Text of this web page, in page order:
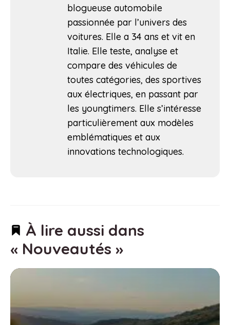
blogueuse automobile
passionnée par l’univers des
voitures. Elle a 34 ans et vit en
Italie. Elle teste, analyse et
compare des véhicules de
toutes catégories, des sportives
aux électriques, en passant par
les youngtimers. Elle s’intéresse
particulièrement aux modèles
emblématiques et aux
innovations technologiques.
À lire aussi dans
« Nouveautés »